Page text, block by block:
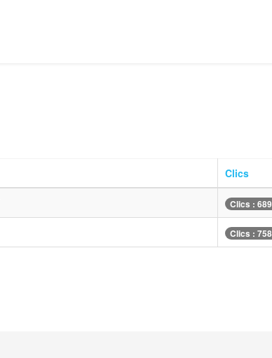
Clics
Clics :
Clics :